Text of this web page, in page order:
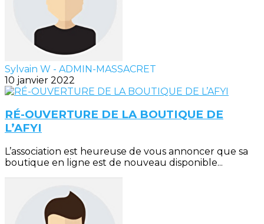
Sylvain W - ADMIN-MASSACRET
10 janvier 2022
RÉ-OUVERTURE DE LA BOUTIQUE DE
L’AFYI
L’association est heureuse de vous annoncer que sa
boutique en ligne est de nouveau disponible...